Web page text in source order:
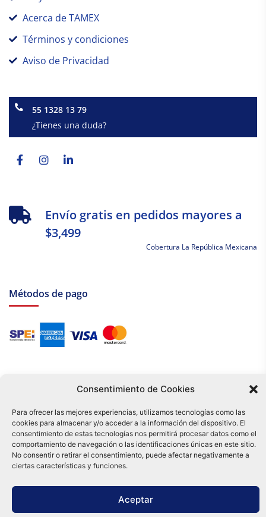
Consentimiento de Cookies
Para ofrecer las mejores experiencias, utilizamos tecnologías como las
cookies para almacenar y/o acceder a la información del dispositivo. El
consentimiento de estas tecnologías nos permitirá procesar datos como el
comportamiento de navegación o las identificaciones únicas en este sitio.
No consentir o retirar el consentimiento, puede afectar negativamente a
ciertas características y funciones.
Aceptar
Acerca de TAMEX
Términos y condiciones
Aviso de Privacidad
55 1328 13 79
¿Tienes una duda?
Facebook-
f
Instagram
Linkedin-
Envío gratis en pedidos mayores a
$3,499
Cobertura La República Mexicana
Métodos de pago
Tu compra es respaldada por nuestro certificado SSL y operada bajo las
mejores prácticas de seguridad.
Distribuidora Tamex - México
e-commerce